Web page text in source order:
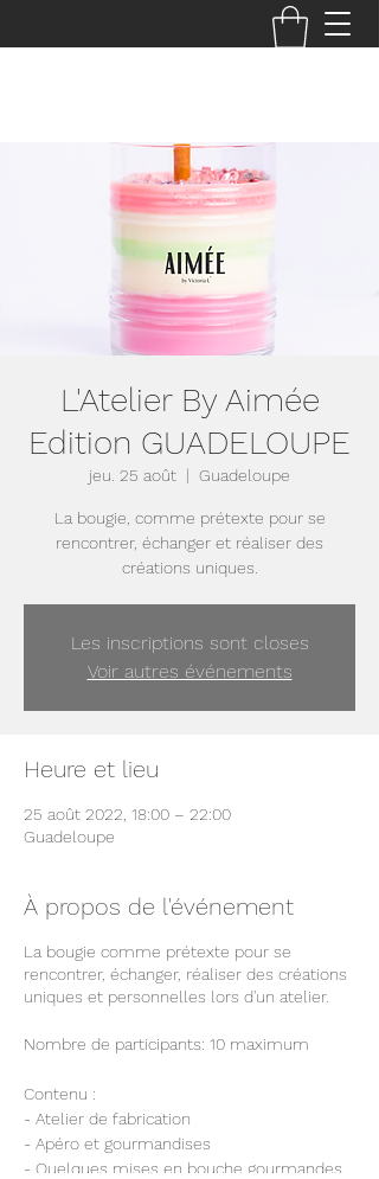
L'Atelier By Aimée
Edition GUADELOUPE
jeu. 25 août
  |
Guadeloupe
La bougie, comme prétexte pour se
rencontrer, échanger et réaliser des
Les inscriptions sont closes
Voir autres événements
Heure et lieu
25 août 2022, 18:00 – 22:00
Guadeloupe
À propos de l'événement
La bougie comme prétexte pour se
rencontrer, échanger, réaliser des créations
uniques et personnelles lors d'un atelier.
Nombre de participants: 10 maximum
Contenu :
- Atelier de fabrication
- Apéro et gourmandises
- Quelques mises en bouche gourmandes